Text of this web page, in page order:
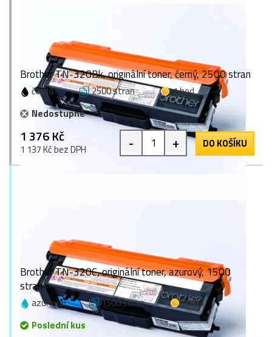
Brother TN-320Bk, originální toner, černý, 2500 stran
černá 2500 stran
1 bod
Nedostupné
1 376 Kč
1 137 Kč bez DPH - + DO KOŠÍKU
Brother TN-320C, originální toner, azurový, 1500
stran
azurová 1500 stran
1 bod
Poslední kus